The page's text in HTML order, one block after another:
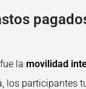
la movilidad
los participantes